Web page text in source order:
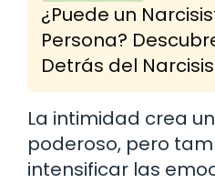
¿Puede un
Persona?
Detrás del
La intimidad crea
poderoso, pero
intensificar las